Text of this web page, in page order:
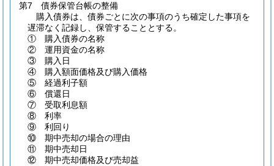
第7 債券保管台帳の整備
購入債券は、債券ごとに次の事項のうち確定した事項を
遅滞なく記録し、保管することとする。
① 購入債券の名称
② 運用資金の名称
③ 購入日
④ 購入額面価格及び購入価格
⑤ 経過利子額
⑥ 償還日
⑦ 受取利息額
⑧ 利率
⑨ 利回り
⑩ 期中売却の場合の理由
⑪ 期中売却日
⑫ 期中売却価格及び売却益